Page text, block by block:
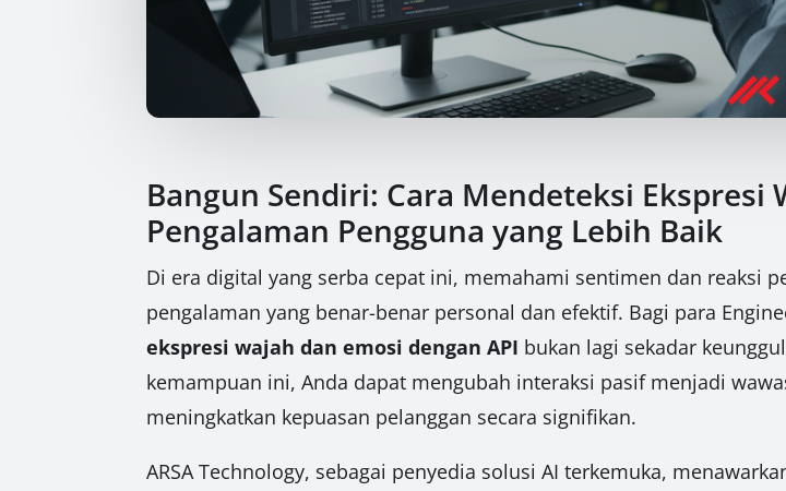
Bangun Sendiri: Cara Mendeteksi
Pengalaman Pengguna yang Lebih Baik
Di era digital yang serba cepat ini, memahami sentimen dan reaksi
pengalaman yang benar-benar personal dan efektif. Bagi para
ekspresi wajah dan emosi dengan API bukan lagi sekadar
kemampuan ini, Anda dapat mengubah interaksi pasif menjadi
meningkatkan kepuasan pelanggan secara signifikan.
ARSA Technology, sebagai penyedia solusi AI terkemuka,